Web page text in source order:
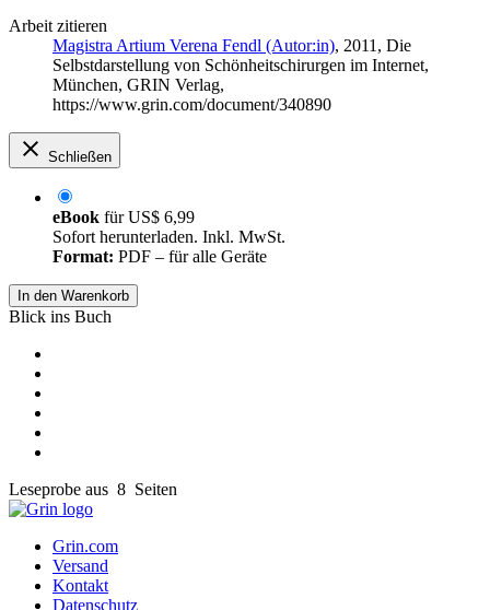
Arbeit zitieren
Magistra Artium Verena Fendl (Autor:in), 2011, Die
Selbstdarstellung von Schönheitschirurgen im Internet,
München, GRIN Verlag,
https://www.grin.com/document/340890
Schließen
eBook fürUS$ 6,99
Sofort herunterladen. Inkl. MwSt.
Format: PDF – für alle Geräte
In den Warenkorb
Blick ins Buch
Leseprobe aus 8 Seiten
Grin.com
Versand
Kontakt
Datenschutz